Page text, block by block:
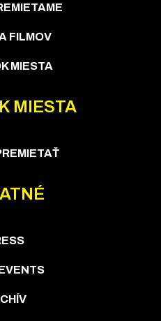
FILMOV
MIESTA
MIESTA